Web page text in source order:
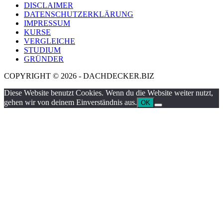
DISCLAIMER
DATENSCHUTZERKLÄRUNG
IMPRESSUM
KURSE
VERGLEICHE
STUDIUM
GRÜNDER
COPYRIGHT © 2026 - DACHDECKER.BIZ
Diese Website benutzt Cookies. Wenn du die Website weiter nutzt,
gehen wir von deinem Einverständnis aus. OK